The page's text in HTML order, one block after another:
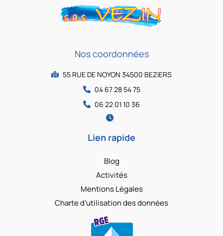
Nos coordonnées
55 RUE DE NOYON 34500 BEZIERS
04 67 28 54 75
06 22 01 10 36
Lien rapide
Blog
Activités
Mentions Légales
Charte d’utilisation des données